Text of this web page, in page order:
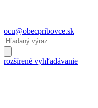
ocu@obecpribovce.sk
rozšírené vyhľadávanie